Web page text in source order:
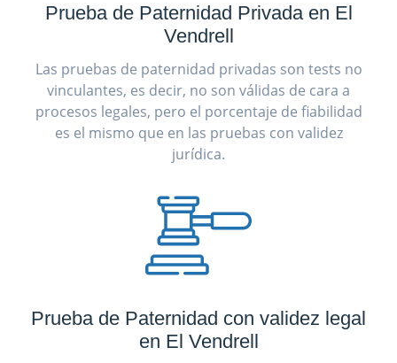
Prueba de Paternidad Privada en El
Vendrell
Las pruebas de paternidad privadas son tests no
vinculantes, es decir, no son válidas de cara a
procesos legales, pero el porcentaje de fiabilidad
es el mismo que en las pruebas con validez
jurídica.
Prueba de Paternidad con validez legal
en El Vendrell